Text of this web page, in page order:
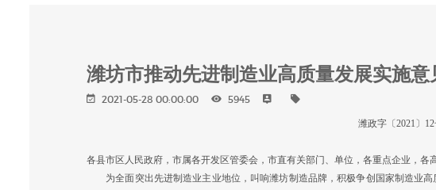
潍坊市推动先进制造业高质量发展实施意
2021-05-28 00:00:00 5945
潍政字〔2021〕
各县市区人民政府，市属各开发区管委会，市直有关部门、单位，各重点企业，各
为全面突出先进制造业主业地位，叫响潍坊制造品牌，积极争创国家制造业高